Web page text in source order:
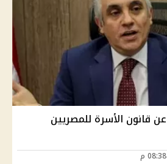
قانون الأسرة للمصريين